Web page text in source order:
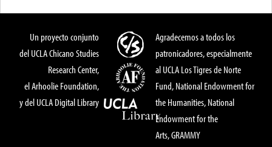
Un proyecto conjunto
del UCLA Chicano Studies
Research Center,
el Arhoolie Foundation,
y del UCLA Digital Library
Agradecemos a todos los
patronicadores, especialmente
al UCLA Los Tigres de Norte
Fund, National Endowment for
the Humanities, National
Endowment for the
Arts, GRAMMY